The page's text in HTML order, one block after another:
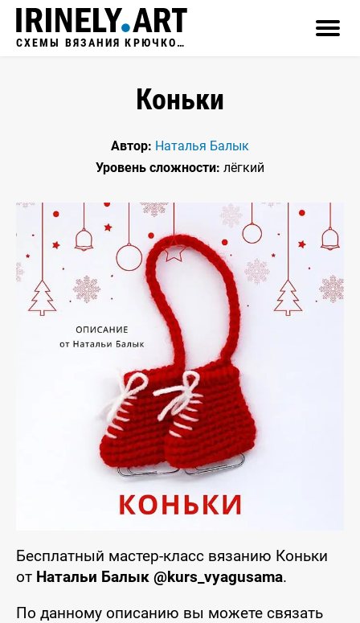
СХЕМЫ ВЯЗАНИЯ КРЮЧКОМ
Коньки
Автор: Наталья Балык
Уровень сложности: лёгкий
Бесплатный мастер-класс вязанию Коньки
от Натальи Балык @kurs_vyagusama.
По данному описанию вы можете связать